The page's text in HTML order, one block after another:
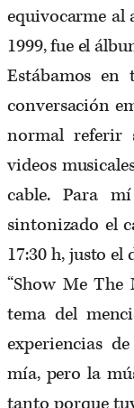
equivocarme
1999, fue el
Estábamos en
conversación
normal referir
videos
cable. Para
sintonizado el
17:30 h, justo
“Show Me The
tema del
experiencias
mía, pero la